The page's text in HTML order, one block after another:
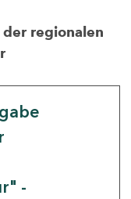
regionalen
-